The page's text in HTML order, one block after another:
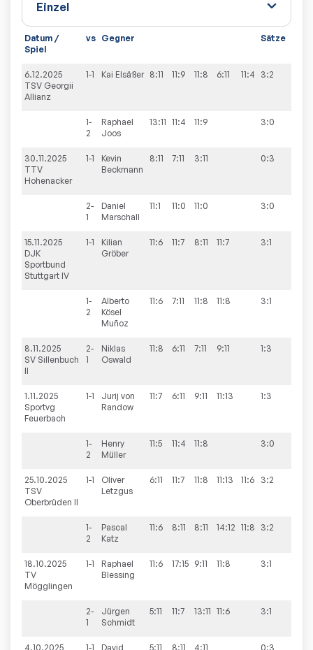
Datum /
Spiel
vs Gegner Sätze
6.12.2025
TSV Georgii
Allianz
1-1 Kai Elsäßer 8:11 11:9 11:8 6:11 11:4 3:2
1-
2
Raphael
Joos
13:11 11:4 11:9 3:0
30.11.2025
TTV
Hohenacker
1-1
Kevin
Beckmann
8:11 7:11 3:11 0:3
2-
1
Daniel
Marschall
11:1 11:0 11:0 3:0
15.11.2025
DJK
Sportbund
Stuttgart IV
1-1
Kilian
Gröber
11:6 11:7 8:11 11:7 3:1
1-
2
Alberto
Kösel
Muñoz
11:6 7:11 11:8 11:8 3:1
8.11.2025
SV Sillenbuch
II
2-
1
Niklas
Oswald
11:8 6:11 7:11 9:11 1:3
1.11.2025
Sportvg
Feuerbach
1-1
Jurij von
Randow
11:7 6:11 9:11 11:13 1:3
1-
2
Henry
Müller
11:5 11:4 11:8 3:0
25.10.2025
TSV
Oberbrüden II
1-1
Oliver
Letzgus
6:11 11:7 11:8 11:13 11:6 3:2
1-
2
Pascal
Katz
11:6 8:11 8:11 14:12 11:8 3:2
18.10.2025
TV
Mögglingen
1-1
Raphael
Blessing
11:6 17:15 9:11 11:8 3:1
2-
1
Jürgen
Schmidt
5:11 11:7 13:11 11:6 3:1
4.10.2025 1-1 David 5:11 8:11 4:11 0:3